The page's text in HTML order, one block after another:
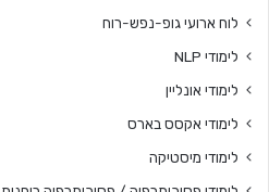
לוח ארועי גופ-נפש-רוח
לימודי NLP
לימודי אונליין
לימודי אקסס בארס
לימודי מיסטיקה